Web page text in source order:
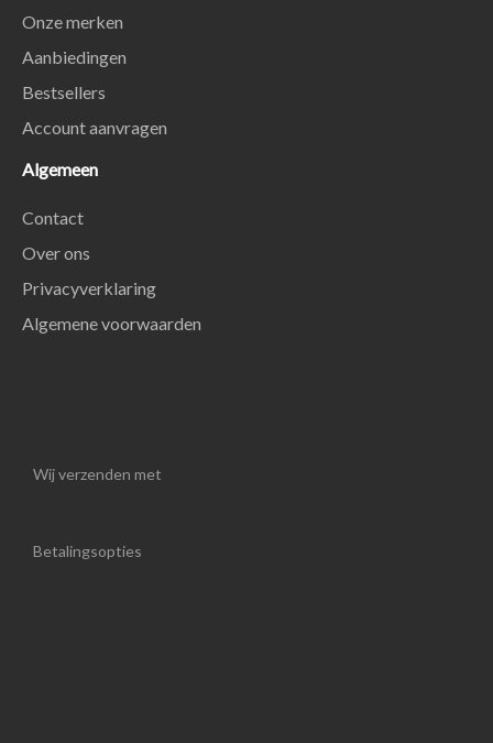
Onze merken
Aanbiedingen
Bestsellers
Account aanvragen
Algemeen
Contact
Over ons
Privacyverklaring
Algemene voorwaarden
Wij verzenden met
Betalingsopties